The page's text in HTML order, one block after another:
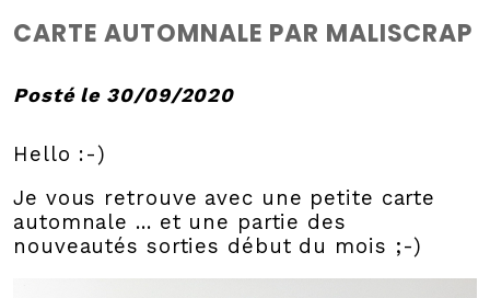
CARTE AUTOMNALE PAR MALISCRAP
Posté le 30/09/2020
Hello :-)
Je vous retrouve avec une petite carte
automnale ... et une partie des
nouveautés sorties début du mois ;-)